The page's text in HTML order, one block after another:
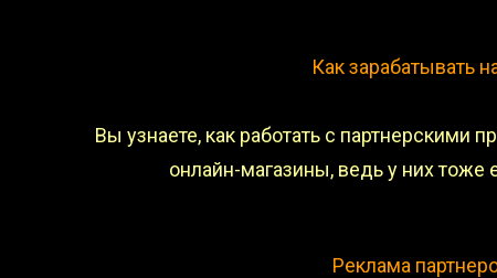
Как зарабатывать
Вы узнаете, как работать с партнерскими
онлайн-магазины, ведь у них тоже
Реклама